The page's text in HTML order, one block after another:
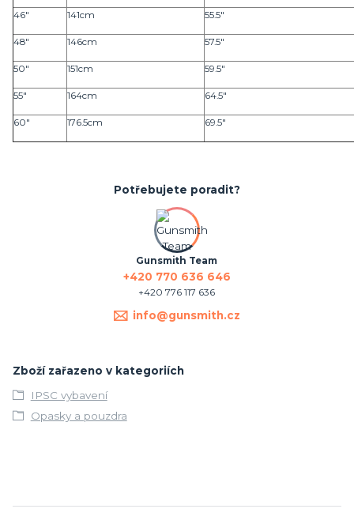
46" 141cm 55.5"
48" 146cm 57.5"
50" 151cm 59.5"
55" 164cm 64.5"
60" 176.5cm 69.5"
Potřebujete poradit?
Gunsmith Team
+420 770 636 646
+420 776 117 636
info@gunsmith.cz
Zboží zařazeno v kategoriích
IPSC vybavení
Opasky a pouzdra